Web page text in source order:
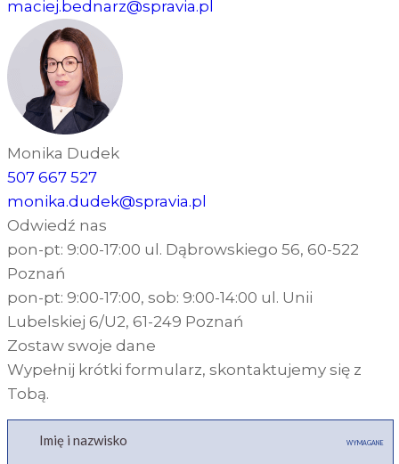
maciej.bednarz@spravia.pl
Monika Dudek
507 667 527
monika.dudek@spravia.pl
Odwiedź nas
pon-pt: 9:00-17:00 ul. Dąbrowskiego 56, 60-522
Poznań
pon-pt: 9:00-17:00, sob: 9:00-14:00 ul. Unii
Lubelskiej 6/U2, 61-249 Poznań
Zostaw swoje dane
Wypełnij krótki formularz, skontaktujemy się z
Tobą.
Imię i nazwisko WYMAGANE